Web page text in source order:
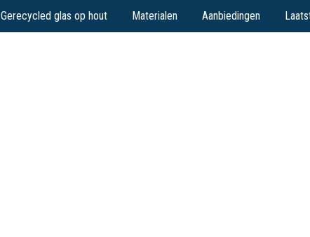
Gerecycled glas op hout Materialen Aanbiedingen